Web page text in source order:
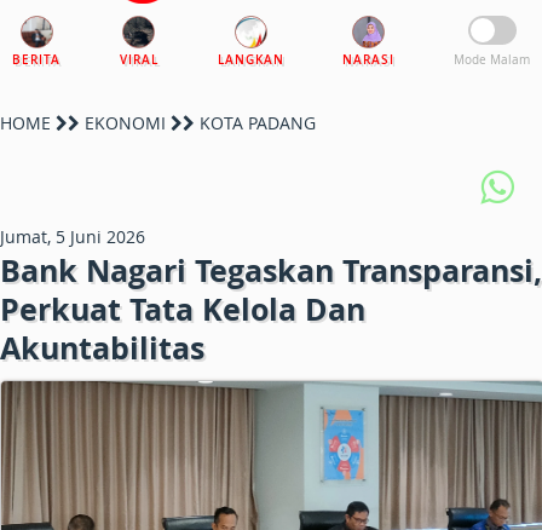
BERITA VIRAL LANGKAN NARASI Mode Malam
HOME EKONOMI KOTA PADANG
Jumat, 5 Juni 2026
Bank Nagari Tegaskan Transparansi,
Perkuat Tata Kelola Dan
Akuntabilitas